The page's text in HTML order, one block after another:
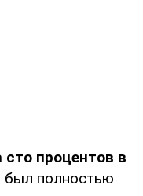
процентов в
был полностью